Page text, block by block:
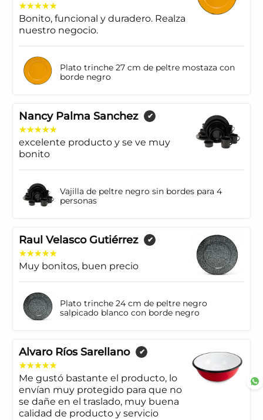
Bonito, funcional y duradero. Realza
nuestro negocio.
Plato trinche 27 cm de peltre mostaza con
borde negro
Nancy Palma Sanchez ✔
excelente producto y se ve muy
bonito
Vajilla de peltre negro sin bordes para 4
personas
Raul Velasco Gutiérrez ✔
Muy bonitos, buen precio
Plato trinche 24 cm de peltre negro
salpicado blanco con borde negro
Alvaro Ríos Sarellano ✔
Me gustó bastante el producto, lo
envían muy protegido para que no
se dañe en el traslado, muy buena
calidad de producto y servicio